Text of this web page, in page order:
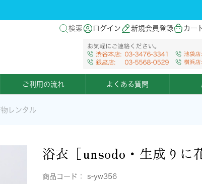
検索 ログイン 新規会員登録 カー
ご利用の流れ よくある質問
レンタル
浴衣［unsodo・生成りに
商品コード： s-yw356